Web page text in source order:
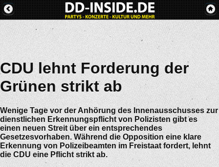
CDU lehnt Forderung der
Grünen strikt ab
Wenige Tage vor der Anhörung des Innenausschusses zur
dienstlichen Erkennungspflicht von Polizisten gibt es
einen neuen Streit über ein entsprechendes
Gesetzesvorhaben. Während die Opposition eine klare
Erkennung von Polizeibeamten im Freistaat fordert, lehnt
die CDU eine Pflicht strikt ab.